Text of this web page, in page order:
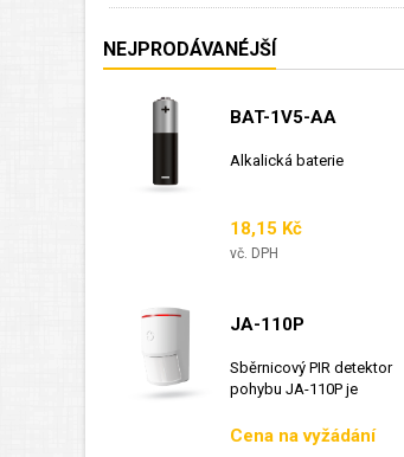
NEJPRODÁVANÉJŠÍ
BAT-1V5-AA
Alkalická baterie
Cena
18,15 Kč
vč. DPH
JA-110P
Sběrnicový PIR detektor
pohybu JA-110P je
Cena
Cena na vyžádání